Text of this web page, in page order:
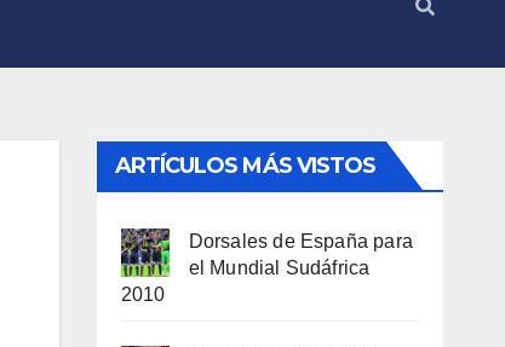
ARTÍCULOS MÁS VISTOS
Dorsales de España para
el Mundial Sudáfrica
2010